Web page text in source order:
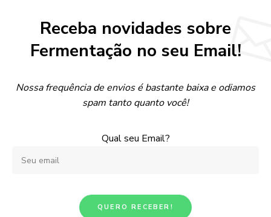
Receba novidades sobre
Fermentação no seu Email!
Nossa frequência de envios é bastante baixa e odiamos
spam tanto quanto você!
Qual seu Email?